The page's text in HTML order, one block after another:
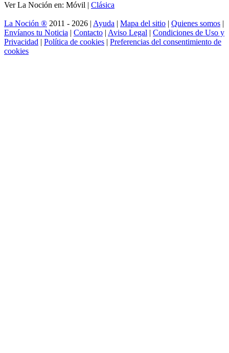
Ver La Noción en: Móvil | Clásica
La Noción ® 2011 - 2026 | Ayuda | Mapa del sitio | Quienes somos |
Envíanos tu Noticia | Contacto | Aviso Legal | Condiciones de Uso y
Privacidad | Política de cookies | Preferencias del consentimiento de
cookies